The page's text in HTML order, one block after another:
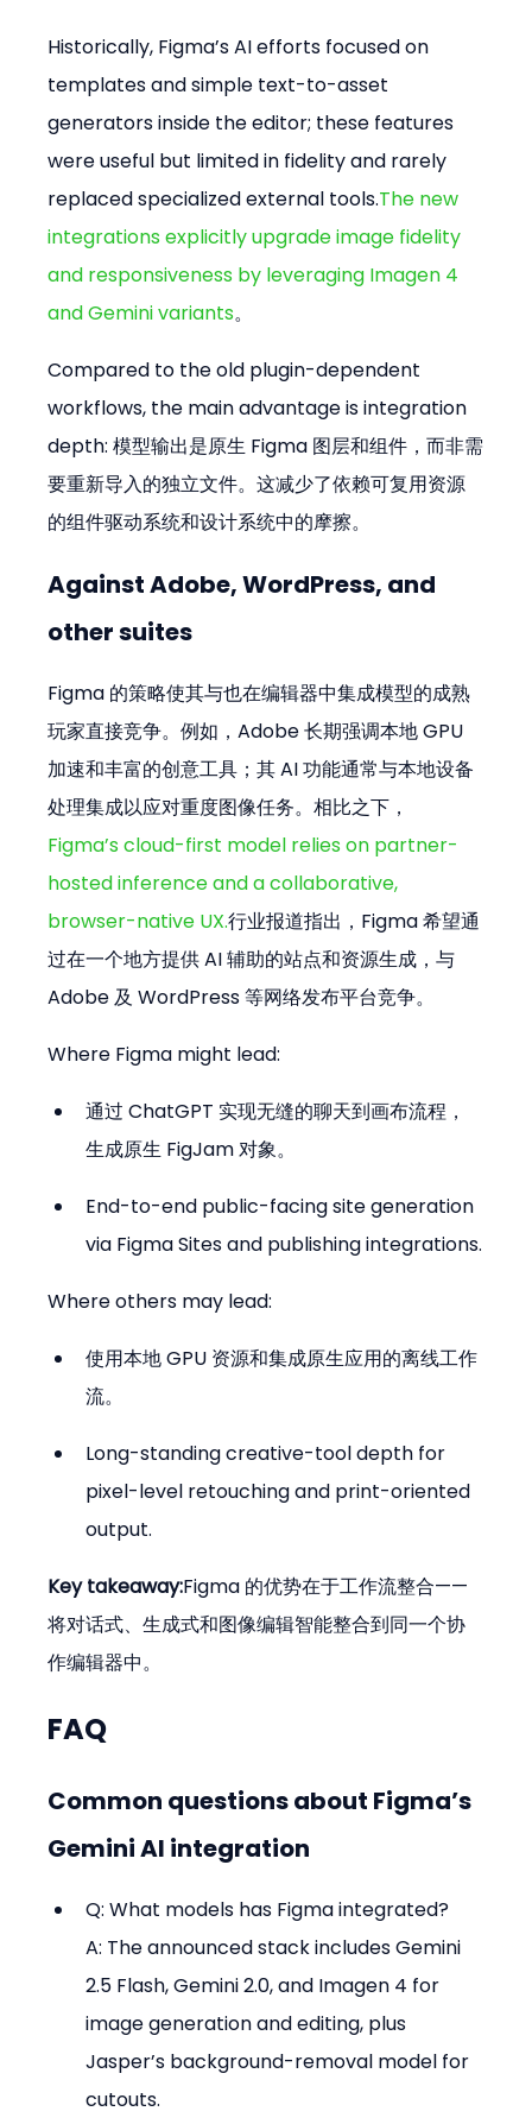
Historically, Figma’s AI efforts focused on
templates and simple text-to-asset
generators inside the editor; these features
were useful but limited in fidelity and rarely
replaced specialized external tools.The new
integrations explicitly upgrade image fidelity
and responsiveness by leveraging Imagen 4
and Gemini variants。
Compared to the old plugin-dependent
workflows, the main advantage is integration
depth: 模型输出是原生 Figma 图层和组件，而非需
要重新导入的独立文件。这减少了依赖可复用资源
的组件驱动系统和设计系统中的摩擦。
Against Adobe, WordPress, and
other suites
Figma 的策略使其与也在编辑器中集成模型的成熟
玩家直接竞争。例如，Adobe 长期强调本地 GPU
加速和丰富的创意工具；其 AI 功能通常与本地设备
处理集成以应对重度图像任务。相比之下，
Figma’s cloud-first model relies on partner-
hosted inference and a collaborative,
browser-native UX.行业报道指出，Figma 希望通
过在一个地方提供 AI 辅助的站点和资源生成，与
Adobe 及 WordPress 等网络发布平台竞争。
Where Figma might lead:
通过 ChatGPT 实现无缝的聊天到画布流程，
生成原生 FigJam 对象。
End-to-end public-facing site generation
via Figma Sites and publishing integrations.
Where others may lead:
使用本地 GPU 资源和集成原生应用的离线工作
流。
Long-standing creative-tool depth for
pixel-level retouching and print-oriented
output.
Key takeaway:Figma 的优势在于工作流整合——
将对话式、生成式和图像编辑智能整合到同一个协
作编辑器中。
FAQ
Common questions about Figma’s
Gemini AI integration
Q: What models has Figma integrated?
A: The announced stack includes Gemini
2.5 Flash, Gemini 2.0, and Imagen 4 for
image generation and editing, plus
Jasper’s background-removal model for
cutouts.